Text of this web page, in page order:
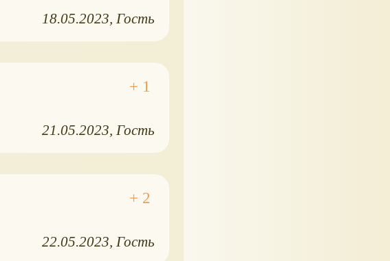
18.05.2023 Гость
21.05.2023 Гость
22.05.2023 Гость